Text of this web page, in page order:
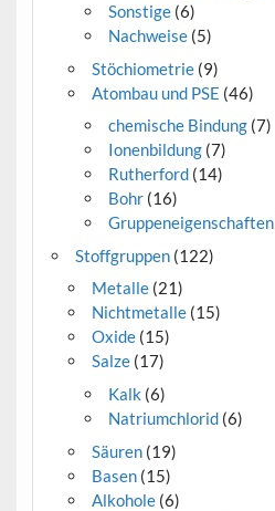
Sonstige (6)
Nachweise (5)
Stöchiometrie(9)
Atombau und PSE (46)
chemische Bindung (7)
Ionenbildung (7)
Rutherford (14)
Bohr (16)
Gruppeneigenschaften
Stoffgruppen(122)
Metalle(21)
Nichtmetalle(15)
Oxide(15)
Salze(17)
Kalk (6)
Natriumchlorid (6)
Säuren(19)
Basen(15)
Alkohole(6)